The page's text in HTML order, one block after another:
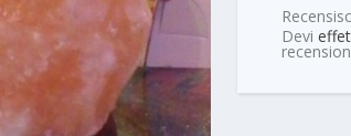
Devi